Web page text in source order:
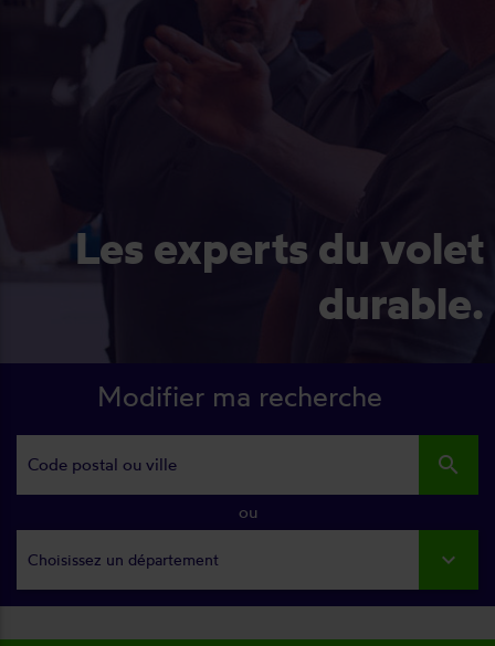
Les experts du volet
durable.
Modifier ma recherche
search
ou
Choisissez un département